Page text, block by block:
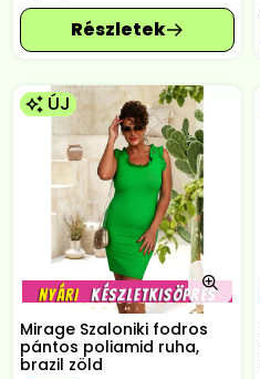
ÚJ
Mirage Szaloniki fodros
pántos poliamid ruha,
brazil zöld